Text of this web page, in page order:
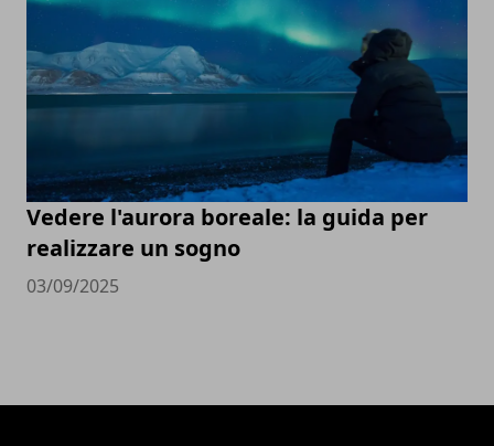
Vedere l'aurora boreale: la guida per
realizzare un sogno
03/09/2025